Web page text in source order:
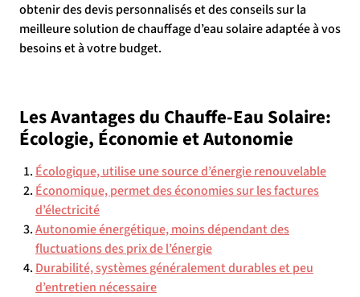
obtenir des devis personnalisés et des conseils sur la
meilleure solution de chauffage d’eau solaire adaptée à vos
besoins et à votre budget.
Les Avantages du Chauffe-Eau Solaire:
Écologie, Économie et Autonomie
Écologique, utilise une source d’énergie renouvelable
Économique, permet des économies sur les factures
d’électricité
Autonomie énergétique, moins dépendant des
fluctuations des prix de l’énergie
Durabilité, systèmes généralement durables et peu
d’entretien nécessaire